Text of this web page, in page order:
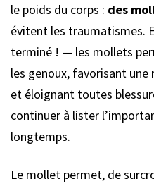
le poids du corps : des
évitent les traumatismes.
terminé ! — les mollets
les genoux, favorisant
et éloignant toutes
continuer à lister
longtemps.
Le mollet permet, de